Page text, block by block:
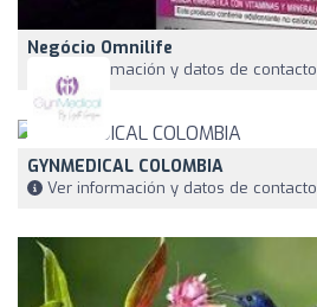
Negócio Omnilife
Ver información y datos de contacto
GYNMEDICAL COLOMBIA
Ver información y datos de contacto